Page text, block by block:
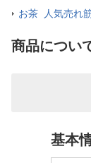
お茶 人気売れ
商品につい
基本